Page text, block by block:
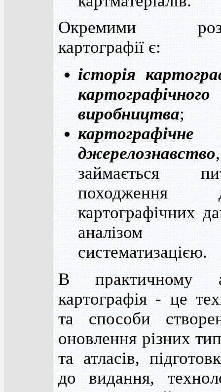
Окремими
картографії є:
історія
картографічного
виробництва;
картографічне
джерелознавство
займається
походження
картографічних
систематизацією.
В практичному
картографія - це
та способи
оновлення різних
та атласів,
до видання,